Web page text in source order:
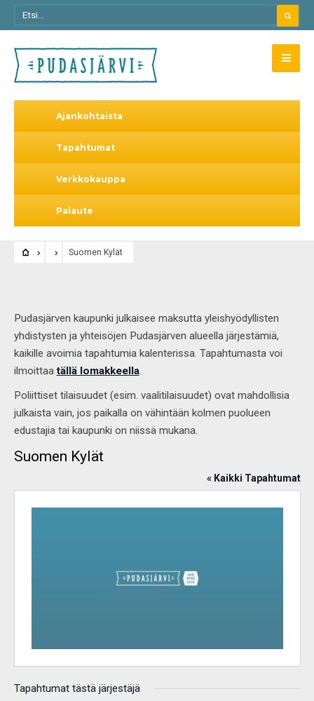
Ajankohtaista
Tapahtumat
Verkkokauppa
Palaute
Suomen Kylät
Pudasjärven kaupunki julkaisee maksutta yleishyödyllisten
yhdistysten ja yhteisöjen Pudasjärven alueella järjestämiä,
kaikille avoimia tapahtumia kalenterissa. Tapahtumasta voi
ilmoittaatällä lomakkeella.
Poliittiset tilaisuudet (esim. vaalitilaisuudet) ovat mahdollisia
julkaista vain, jos paikalla on vähintään kolmen puolueen
edustajia tai kaupunki on niissä mukana.
Suomen Kylät
« Kaikki Tapahtumat
Tapahtumat tästä järjestäjä